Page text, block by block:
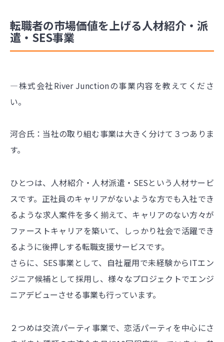
転職者の市場価値を上げる人材紹介・派
遣・SES事業
―株式会社River Junctionの事業内容を教えてくださ
い。
河合氏：当社の取り組む事業は大きく分けて３つありま
す。
ひとつは、人材紹介・人材派遣・SESという人材サービ
スです。正社員のキャリアがないような方でも入社でき
るような求人案件を多く揃えて、キャリアのない方々が
ファーストキャリアを築いて、しっかり社会で活躍でき
るように後押しする転職支援サービスです。
さらに、SES事業として、自社雇用で未経験からITエン
ジニア候補として採用し、様々なプロジェクトでエンジ
ニアデビューさせる事業も行っています。
２つめは交流パーティ事業で、恋活パーティを中心にさ